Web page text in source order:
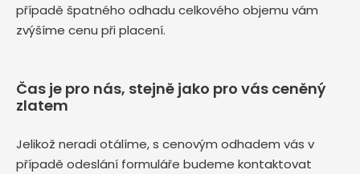
případě špatného odhadu celkového objemu vám
zvýšíme cenu při placení.
Čas je pro nás, stejně jako pro vás ceněný
zlatem
Jelikož neradi otálíme, s cenovým odhadem vás v
případě odeslání formuláře budeme kontaktovat